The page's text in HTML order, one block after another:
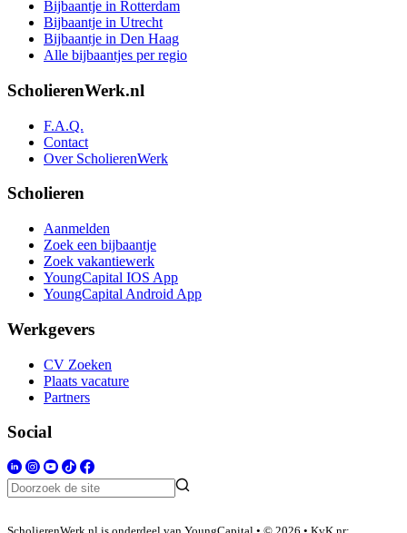
Bijbaantje in Rotterdam
Bijbaantje in Utrecht
Bijbaantje in Den Haag
Alle bijbaantjes per regio
ScholierenWerk.nl
F.A.Q.
Contact
Over ScholierenWerk
Scholieren
Aanmelden
Zoek een bijbaantje
Zoek vakantiewerk
YoungCapital IOS App
YoungCapital Android App
Werkgevers
CV Zoeken
Plaats vacature
Partners
Social